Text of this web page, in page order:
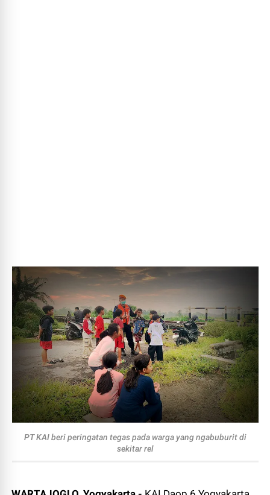
PT KAI beri peringatan tegas pada warga yang ngabuburit di
sekitar rel